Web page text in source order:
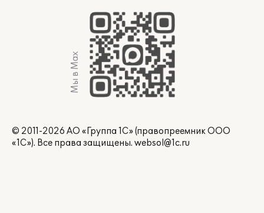
Мы в Max
© 2011-2026 АО «Группа 1С» (правопреемник ООО
«1С»). Все права защищены. websol@1c.ru